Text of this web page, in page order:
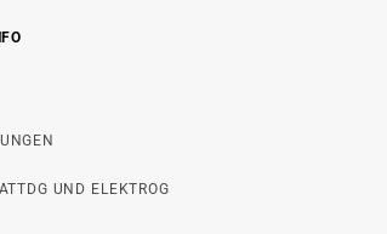
UND ELEKTROG